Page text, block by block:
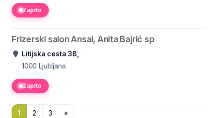
Zaprto
Frizerski salon Ansal, Anita Bajrić sp
Litijska cesta 38,
1000 Ljubljana
Zaprto
1 2 3 »